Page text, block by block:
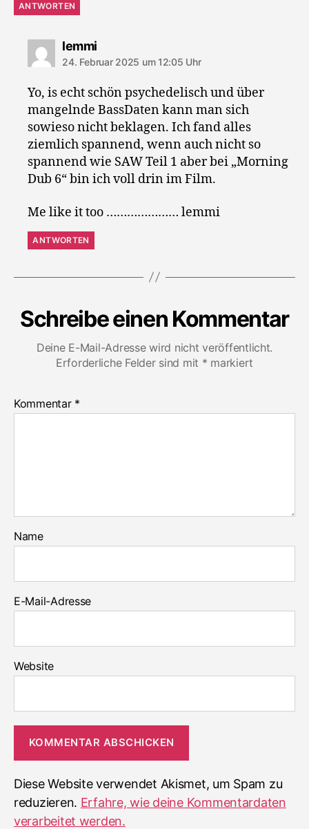
ANTWORTEN
lemmisagt:
24. Februar 2025 um 12:05 Uhr
Yo, is echt schön psychedelisch und über
mangelnde BassDaten kann man sich
sowieso nicht beklagen. Ich fand alles
ziemlich spannend, wenn auch nicht so
spannend wie SAW Teil 1 aber bei „Morning
Dub 6“ bin ich voll drin im Film.
Me like it too ………………… lemmi
ANTWORTEN
Schreibe einen Kommentar
Deine E-Mail-Adresse wird nicht veröffentlicht.
Erforderliche Felder sind mit * markiert
Kommentar *
Name
E-Mail-Adresse
Website
Diese Website verwendet Akismet, um Spam zu
reduzieren. Erfahre, wie deine Kommentardaten
verarbeitet werden.